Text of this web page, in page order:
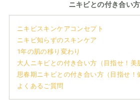
ニキビとの付き合い
ニキビスキンケアコンセプト
ニキビ知らずのスキンケア
1年の肌の移り変わり
大人ニキビとの付き合い方（目指せ！美
思春期ニキビとの付き合い方（目指せ！
よくあるご質問